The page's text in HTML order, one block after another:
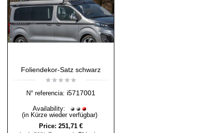
Foliendekor-Satz schwarz
N° referencia: i5717001
Availability:
(in Kürze wieder verfügbar)
Price: 251,71 €